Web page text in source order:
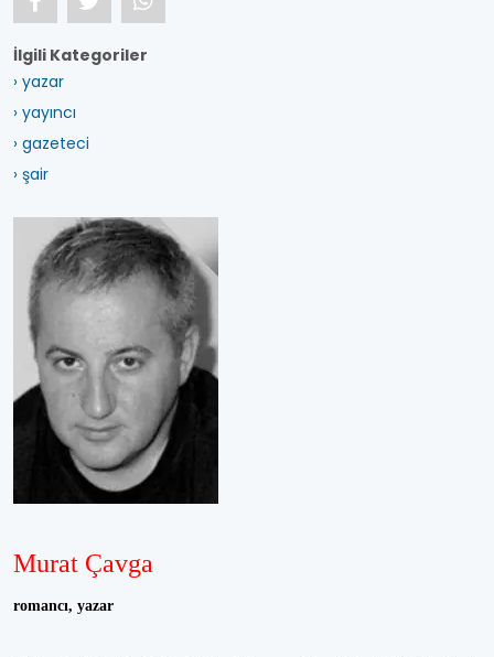
İlgili Kategoriler
› yazar
› yayıncı
› gazeteci
› şair
Murat Çavga
romancı, yazar